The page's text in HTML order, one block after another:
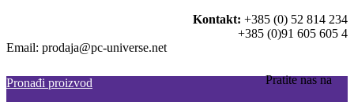
Kontakt: +385 (0) 52 814 234
+385 (0)91 605 605 4
Email: prodaja@pc-universe.net
Pratite nas na
Pronađi proizvod